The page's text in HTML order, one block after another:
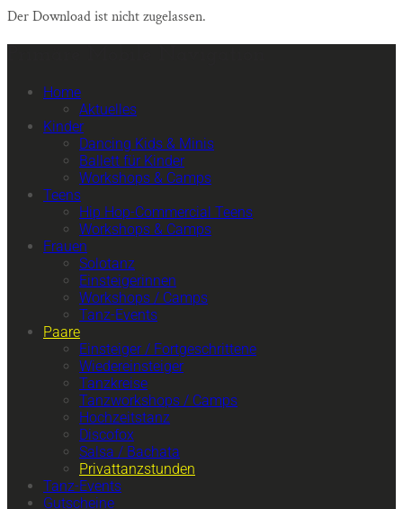
Der Download ist nicht zugelassen.
Home
Aktuelles
Kinder
Dancing Kids & Minis
Ballett für Kinder
Workshops & Camps
Teens
Hip Hop-Commercial Teens
Workshops & Camps
Frauen
Solotanz
Einsteigerinnen
Workshops / Camps
Tanz-Events
Paare
Einsteiger / Fortgeschrittene
Wiedereinsteiger
Tanzkreise
Tanzworkshops / Camps
Hochzeitstanz
Discofox
Salsa / Bachata
Privattanzstunden
Tanz-Events
Gutscheine